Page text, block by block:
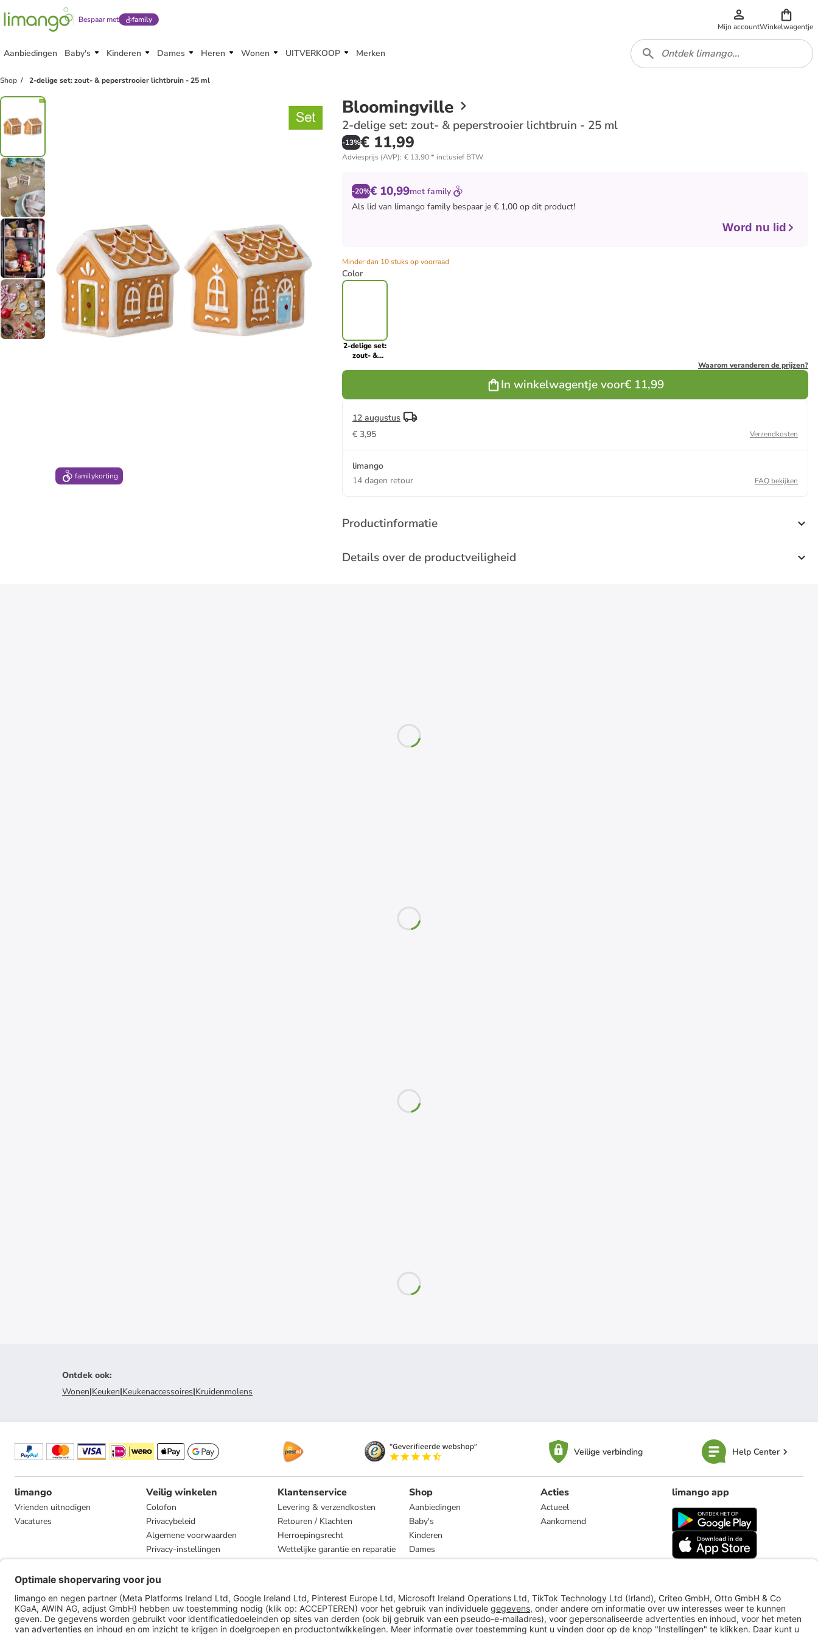
Bespaar met family
Mijn accountWinkelwagentje
Aanbiedingen Baby's Kinderen Dames Heren Wonen UITVERKOOP Merken
Shop 2-delige set: zout- & peperstrooier lichtbruin - 25 ml
familykorting
familykorting
Bloomingville
2-delige set: zout- & peperstrooier lichtbruin - 25 ml
-13%€ 11,99
Adviesprijs (AVP): € 13,90* inclusief BTW
-20%€ 10,99met family
Als lid van limango family bespaar je € 1,00 op dit product!
Word nu lid
Minder dan 10 stuks op voorraad
Color
2-delige set:
zout- &
Waarom veranderen de prijzen?
In winkelwagentje voor€ 11,99
12 augustus
€ 3,95
Verzendkosten
limango
14 dagen retour
FAQ bekijken
Productinformatie
Details over de productveiligheid
Ontdek ook:
Wonen|Keuken|Keukenaccessoires|Kruidenmolens
Veilige verbinding Help Center
limango
Vrienden uitnodigen
Vacatures
Veilig winkelen
Colofon
Privacybeleid
Algemene voorwaarden
Privacy-instellingen
Compliance
Klantenservice
Levering & verzendkosten
Retouren / Klachten
Herroepingsrecht
Wettelijke garantie en reparatie
Shop
Aanbiedingen
Baby's
Kinderen
Dames
Heren
Acties
Actueel
Aankomend
limango app
limango.de limango.pl